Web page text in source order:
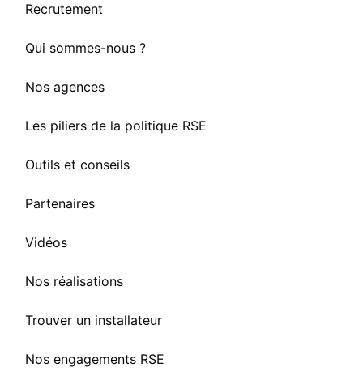
Recrutement
Qui sommes-nous ?
Nos agences
Les piliers de la politique RSE
Outils et conseils
Partenaires
Vidéos
Nos réalisations
Trouver un installateur
Nos engagements RSE